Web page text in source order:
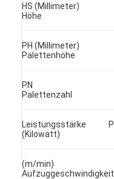
HS (Millimeter)
Höhe
PH (Millimeter)
Palettenhöhe
PN
Palettenzahl
Leistungsstärke P
(Kilowatt)
(m/min)
Aufzuggeschwindigkeit